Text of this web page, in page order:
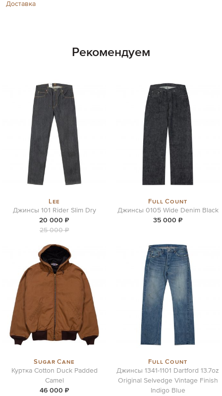
Доставка
Рекомендуем
Lee
Джинсы 101 Rider Slim Dry
20 000 ₽
25 000 ₽
Full Count
Джинсы 0105 Wide Denim Black
35 000 ₽
Sugar Cane
Куртка Cotton Duck Padded
Camel
46 000 ₽
Full Count
Джинсы 1341-1101 Dartford 13.7oz
Original Selvedge Vintage Finish
Indigo Blue